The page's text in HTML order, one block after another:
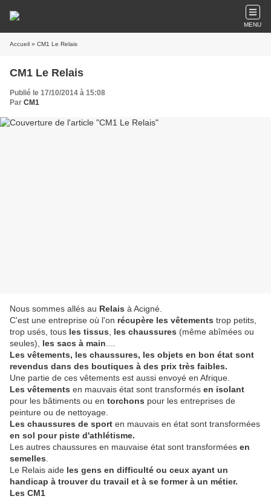
MENU
Accueil » CM1 Le Relais
CM1 Le Relais
Publié le 17/10/2014 à 15:08
Par CM1
Nous sommes allés au Relais à Acigné.
C'est une entreprise où l'on récupère les vêtements trop petits,
trop usés, tous les tissus les chaussures (même abîmées ou
seules), les sacs à main
Les vêtements, les chaussures, les objets en bon état sont
revendus dans des boutiques à des prix très faibles.
Une partie de ces vêtements est aussi envoyé en Afrique.
Les vêtements en mauvais état sont transformés en isolant
pour les bâtiments ou en torchons pour les entreprises de
peinture ou de nettoyage.
Les chaussures de sport en mauvais en état sont transformées
en sol pour piste d'athlétisme.
Les autres chaussures en mauvaise état sont transformées en
semelles
Le Relais aide les gens en difficulté ou ceux ayant un
handicap à trouver du travail et à se former à un métier.
Les CM1